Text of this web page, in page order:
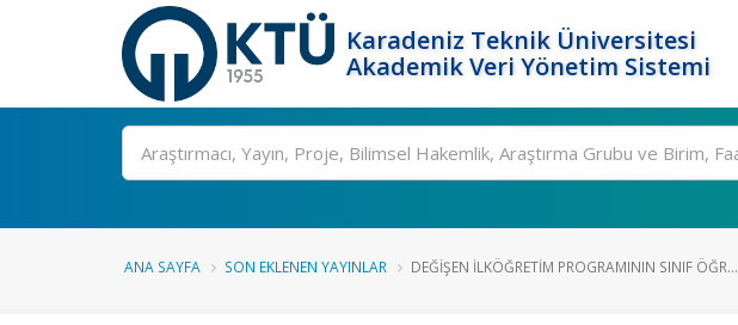
Karadeniz Teknik Üniversitesi
Akademik Veri Yönetim Sistemi
Ara
ANA SAYFA SON EKLENEN YAYINLAR DEĞIŞEN İLKÖĞRETIM PROGRAMININ SINIF ÖĞR...